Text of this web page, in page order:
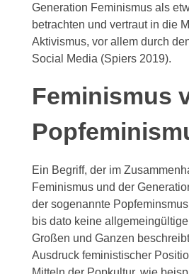
Generation Feminismus als
betrachten und vertraut in die
Aktivismus, vor allem durch
Social Media (Spiers 2019).
Feminismus
Ein Begriff, der im
Feminismus und der
der sogenannte
bis dato keine
Großen und Ganzen
Ausdruck feministischer